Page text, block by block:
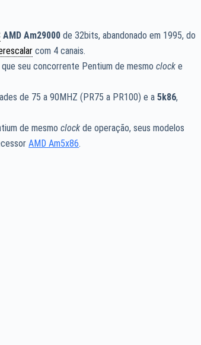
AMD Am29000 de 32bits, abandonado em 1995, do
com 4 canais.
que seu concorrente Pentium de mesmoclocke
de 75 a 90MHZ (PR75 a PR100) e a5k86,
de mesmoclock de operação, seus modelos
AMD Am5x86.